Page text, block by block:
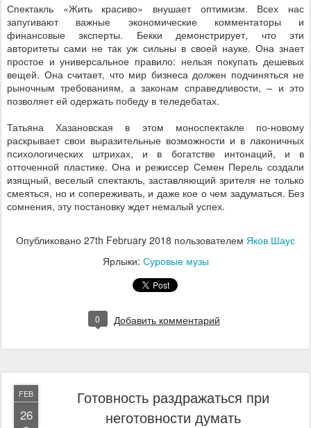
Спектакль «Жить красиво» внушает оптимизм. Всех нас
запугивают важные экономические комментаторы и
финансовые эксперты. Бекки демонстрирует, что эти
авторитеты сами не так уж сильны в своей науке. Она знает
простое и универсальное правило: нельзя покупать дешевых
вещей. Она считает, что мир бизнеса должен подчиняться не
рыночным требованиям, а законам справедливости, – и это
позволяет ей одержать победу в теледебатах.
Татьяна Хазановская в этом моноспектакле по-новому
раскрывает свои выразительные возможности и в лаконичных
психологических штрихах, и в богатстве интонаций, и в
отточенной пластике. Она и режиссер Семен Перель создали
изящный, веселый спектакль, заставляющий зрителя не только
смеяться, но и сопереживать, и даже кое о чем задуматься. Без
сомнения, эту постановку ждет немалый успех.
Опубликовано 27th February 2018 пользователем Яков Шаус
Ярлыки: Суровые музы
0 Добавить комментарий
FEB
26
Готовность раздражаться при
неготовности думать